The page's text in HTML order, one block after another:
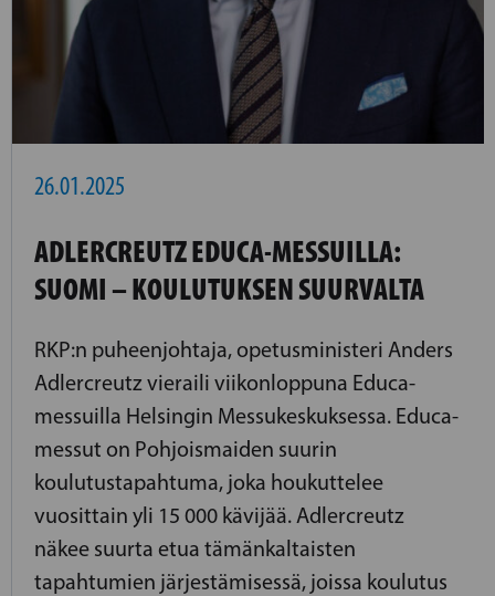
26.01.2025
ADLERCREUTZ EDUCA-MESSUILLA:
SUOMI – KOULUTUKSEN SUURVALTA
RKP:n puheenjohtaja, opetusministeri Anders
Adlercreutz vieraili viikonloppuna Educa-
messuilla Helsingin Messukeskuksessa. Educa-
messut on Pohjoismaiden suurin
koulutustapahtuma, joka houkuttelee
vuosittain yli 15 000 kävijää. Adlercreutz
näkee suurta etua tämänkaltaisten
tapahtumien järjestämisessä, joissa koulutus